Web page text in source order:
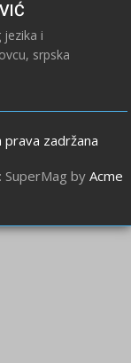
i
srpska
prava zadržana
SuperMag byAcme